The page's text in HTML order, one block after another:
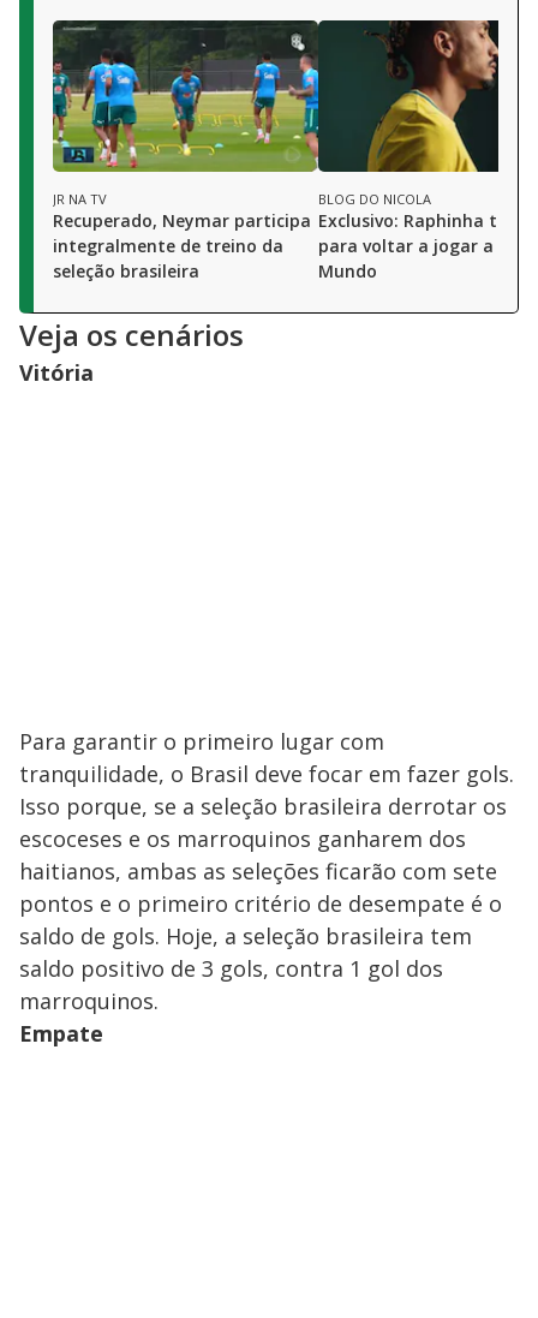
JR NA TV
Recuperado, Neymar participa
integralmente de treino da
seleção brasileira
BLOG DO NICOLA
Exclusivo: Raphinha tem
para voltar a jogar a
Mundo
Veja os cenários
Vitória
Para garantir o primeiro lugar com
tranquilidade, o Brasil deve focar em fazer gols.
Isso porque, se a seleção brasileira derrotar os
escoceses e os marroquinos ganharem dos
haitianos, ambas as seleções ficarão com sete
pontos e o primeiro critério de desempate é o
saldo de gols. Hoje, a seleção brasileira tem
saldo positivo de 3 gols, contra 1 gol dos
marroquinos.
Empate